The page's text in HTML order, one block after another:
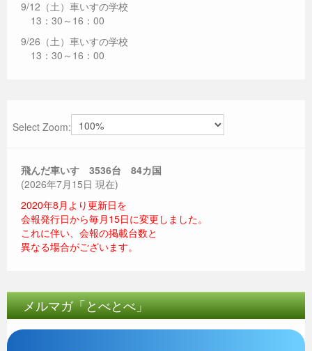
9/12（土）車いすの学校
13：30～16：00
9/26（土）車いすの学校
13：30～16：00
Select Zoom:
飛んだ車いす 3536台 84カ国
(2026年7月15日 現在)
2020年8月より更新日を
会報発行日から毎月15日に変更しました。
これに伴い、会報の掲載台数と
異なる場合がございます。
メルマガ「とべとべ」